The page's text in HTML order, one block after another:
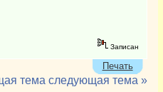
Записан
Печать
тема следующая тема »